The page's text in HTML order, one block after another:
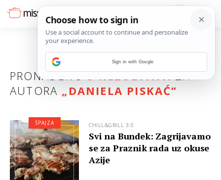
PRONAĐENO9 REZULTATAZA
AUTORA „DANIELA PISKAĆ”
CHILL&GRILL 3.0
Svi na Bundek: Zagrijavamo
se za Praznik rada uz okuse
Azije
ŠPAJZA
Sign in with Google